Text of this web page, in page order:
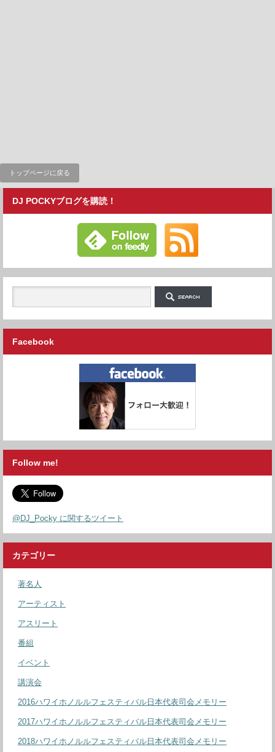
トップページに戻る
DJ POCKYブログを購読！
Facebook
Follow me!
@DJ_Pocky に関するツイート
カテゴリー
著名人
アーティスト
アスリート
番組
イベント
講演会
2016ハワイホノルルフェスティバル日本代表司会メモリー
2017ハワイホノルルフェスティバル日本代表司会メモリー
2018ハワイホノルルフェスティバル日本代表司会メモリー